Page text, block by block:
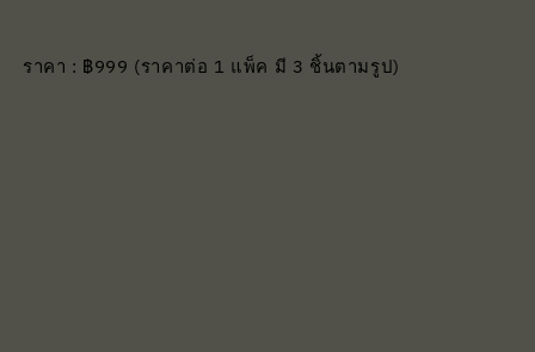
ราคา : ฿999 (ราคาต่อ 1 แพ็ค มี 3 ชิ้นตามรูป)